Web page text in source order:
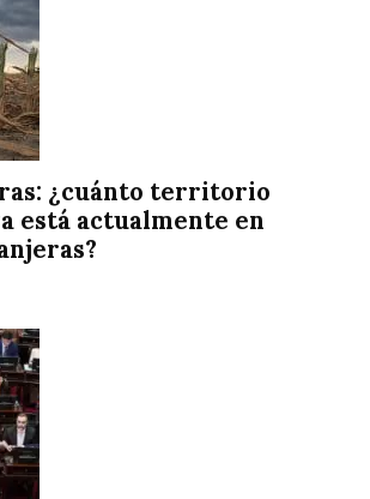
¿cuánto territorio
está actualmente en